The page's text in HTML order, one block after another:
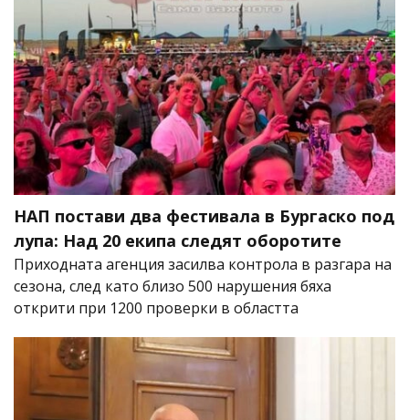
НАП постави два фестивала в Бургаско под
лупа: Над 20 екипа следят оборотите
Приходната агенция засилва контрола в разгара на
сезона, след като близо 500 нарушения бяха
открити при 1200 проверки в областта